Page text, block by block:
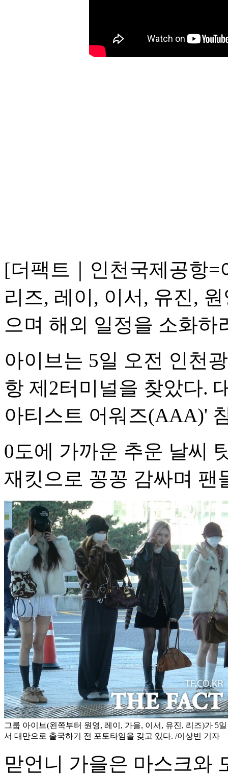
[더팩트｜인천국제공항
리즈, 레이, 이서, 유진,
으며 해외 일정을 소화하
아이브는 5일 오전 인천
항 제2터미널을 찾았다.
아티스트 어워즈(AAA)'
0도에 가까운 추운 날씨
재킷으로 꽁꽁 감싸며 팬
그룹 아이브(왼쪽부터 원영, 레이, 가을, 이서, 유진, 리즈)가 5
서 대만으로 출국하기 전 포토타임을 갖고 있다. /이상빈 기자
맏언니 가을은 마스크와